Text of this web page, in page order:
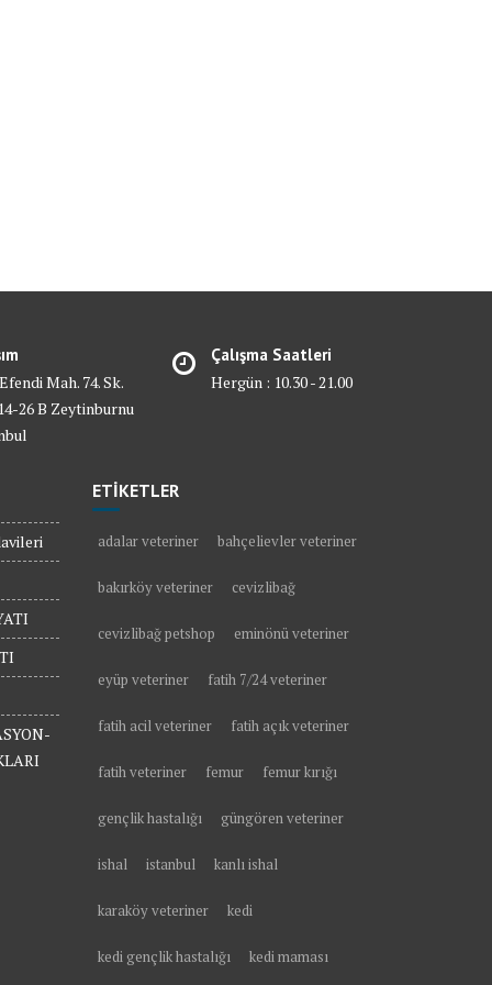
Mah. 74. Sk.
26 B Zeytinburnu
Çalışma Saatleri
Hergün : 10.30 - 21.00
ETİKETLER
adalar veteriner bahçelievler veteriner
bakırköy veteriner cevizlibağ
cevizlibağ petshop eminönü veteriner
eyüp veteriner fatih 7/24 veteriner
fatih acil veteriner fatih açık veteriner
fatih veteriner femur femur kırığı
gençlik hastalığı güngören veteriner
ishal istanbul kanlı ishal
karaköy veteriner kedi
kedi gençlik hastalığı kedi maması